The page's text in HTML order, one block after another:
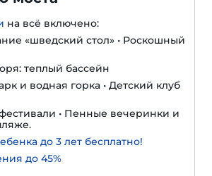
на всё включено:
«шведский стол» • Роскошный
теплый бассейн
и водная горка • Детский клуб
• Пенные вечеринки и
до 3 лет бесплатно!
до 45%